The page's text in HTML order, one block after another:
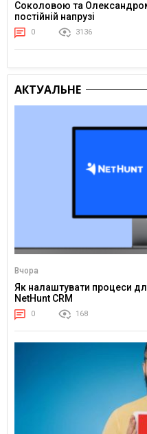
Соколовою та
постійній напрузі
0 3136
АКТУАЛЬНЕ
Вчора
Як налаштувати процеси
NetHunt CRM
0 168